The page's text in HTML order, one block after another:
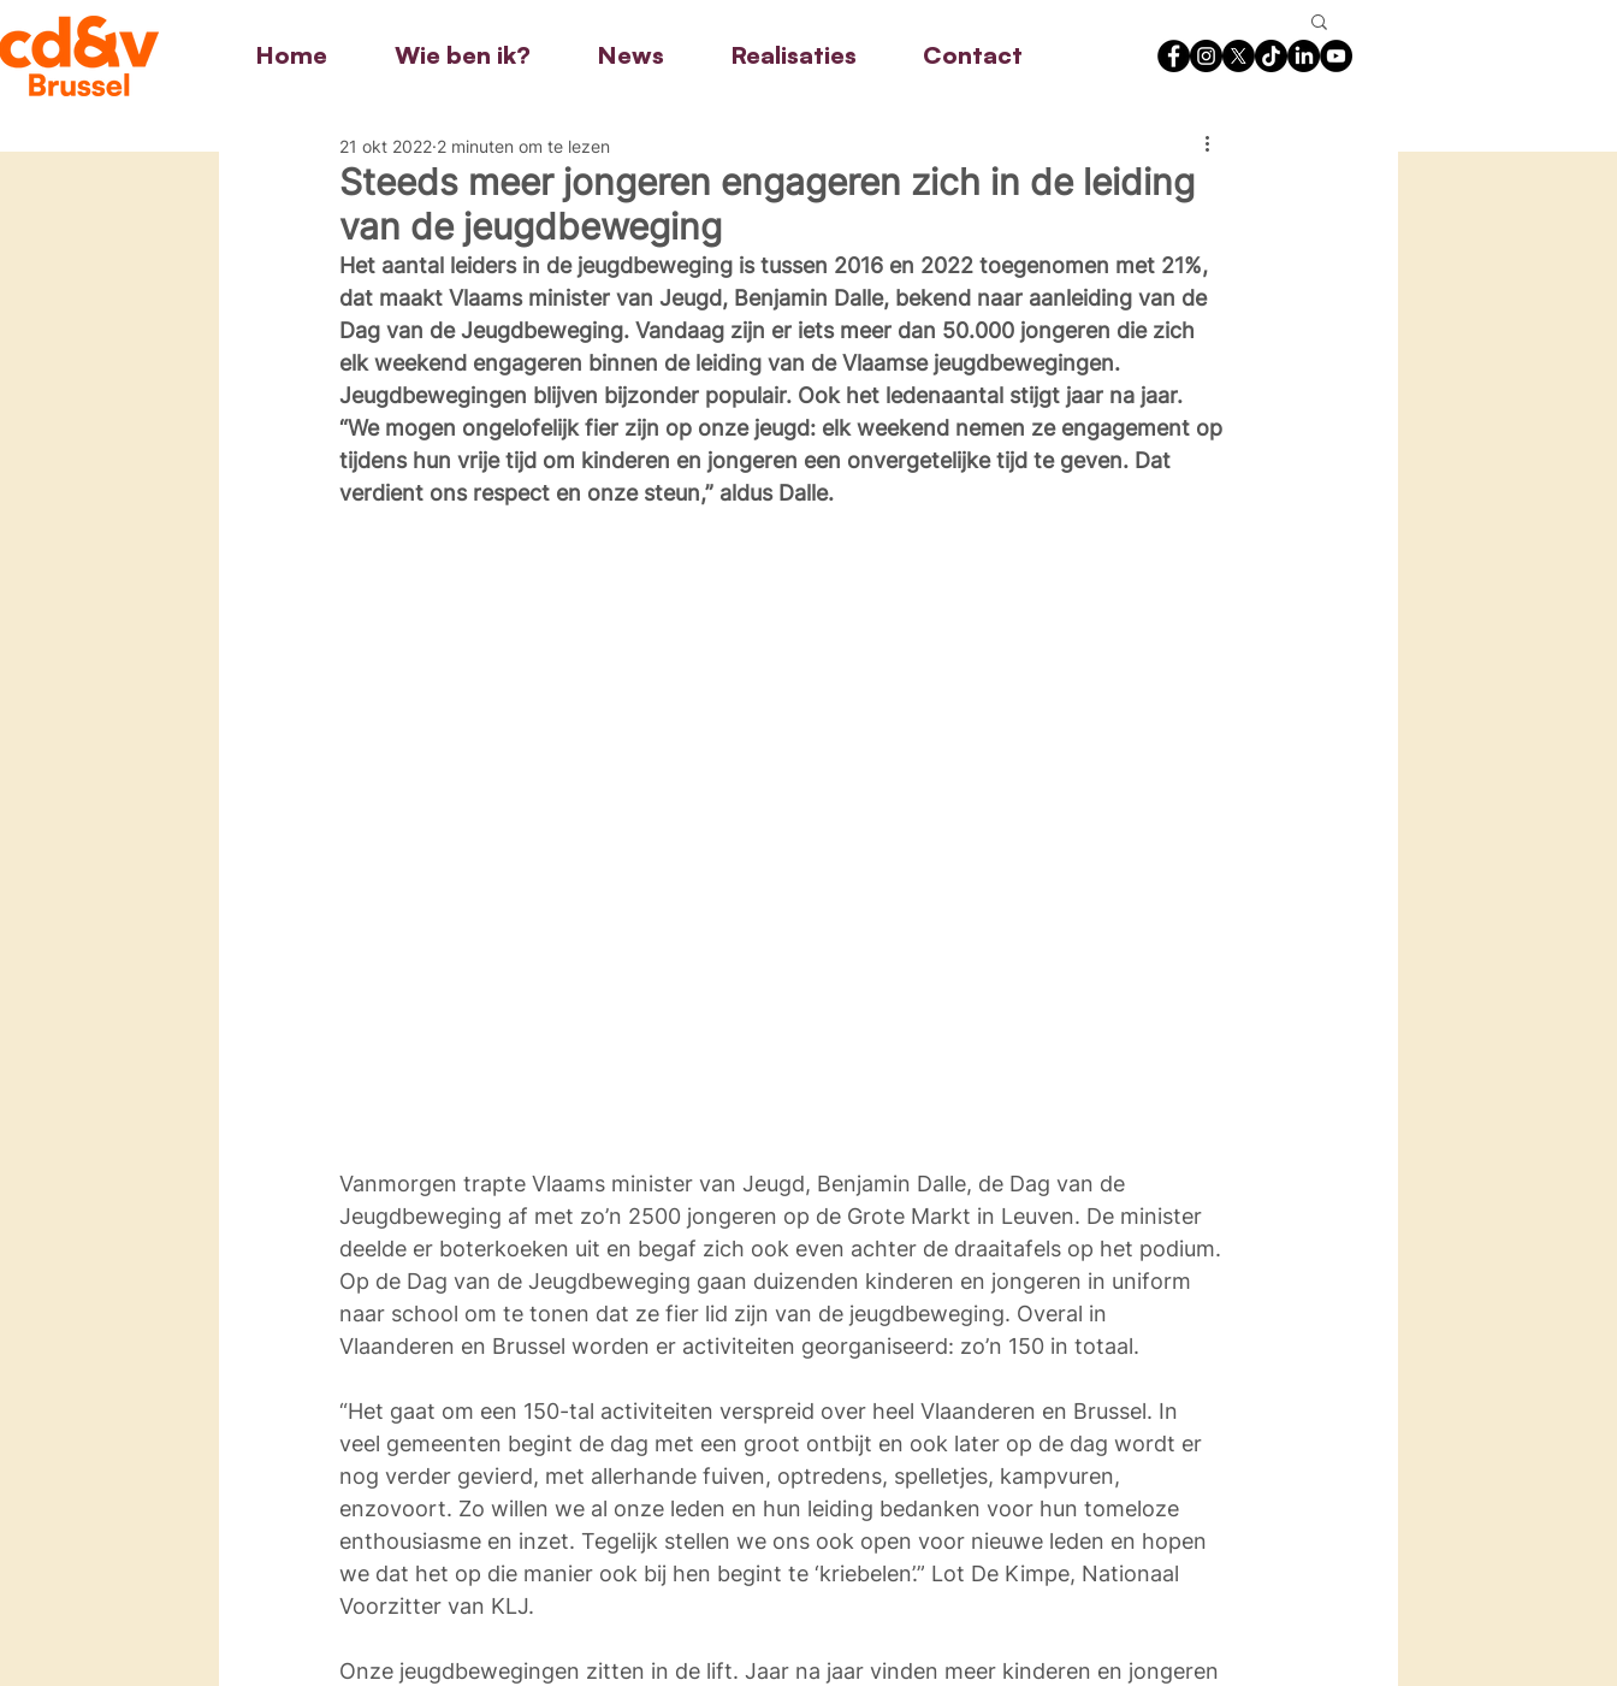
Home Wie ben ik? News Realisaties Contact
Steeds meer jongeren engageren zich in de leiding
van de jeugdbeweging
21 okt 2022 2 minuten om te lezen
Het aantal leiders in de jeugdbeweging is tussen 2016 en 2022 toegenomen met 21%,
dat maakt Vlaams minister van Jeugd, Benjamin Dalle, bekend naar aanleiding van de
Dag van de Jeugdbeweging. Vandaag zijn er iets meer dan 50.000 jongeren die zich
elk weekend engageren binnen de leiding van de Vlaamse jeugdbewegingen.
Jeugdbewegingen blijven bijzonder populair. Ook het ledenaantal stijgt jaar na jaar.
“We mogen ongelofelijk fier zijn op onze jeugd: elk weekend nemen ze engagement op
tijdens hun vrije tijd om kinderen en jongeren een onvergetelijke tijd te geven. Dat
verdient ons respect en onze steun,” aldus Dalle.
Vanmorgen trapte Vlaams minister van Jeugd, Benjamin Dalle, de Dag van de
Jeugdbeweging af met zo’n 2500 jongeren op de Grote Markt in Leuven. De minister
deelde er boterkoeken uit en begaf zich ook even achter de draaitafels op het podium.
Op de Dag van de Jeugdbeweging gaan duizenden kinderen en jongeren in uniform
naar school om te tonen dat ze fier lid zijn van de jeugdbeweging. Overal in
Vlaanderen en Brussel worden er activiteiten georganiseerd: zo’n 150 in totaal.
“Het gaat om een 150-tal activiteiten verspreid over heel Vlaanderen en Brussel. In
veel gemeenten begint de dag met een groot ontbijt en ook later op de dag wordt er
nog verder gevierd, met allerhande fuiven, optredens, spelletjes, kampvuren,
enzovoort. Zo willen we al onze leden en hun leiding bedanken voor hun tomeloze
enthousiasme en inzet. Tegelijk stellen we ons ook open voor nieuwe leden en hopen
we dat het op die manier ook bij hen begint te ‘kriebelen’.” Lot De Kimpe, Nationaal
Voorzitter van KLJ.
Onze jeugdbewegingen zitten in de lift. Jaar na jaar vinden meer kinderen en jongeren